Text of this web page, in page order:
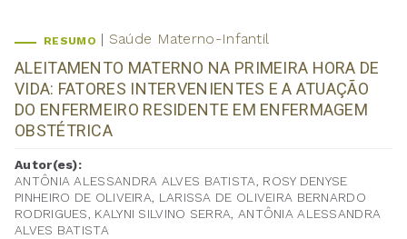
RESUMO Saúde Materno-Infantil
ALEITAMENTO MATERNO NA PRIMEIRA HORA DE
VIDA: FATORES INTERVENIENTES E A ATUAÇÃO
DO ENFERMEIRO RESIDENTE EM ENFERMAGEM
OBSTÉTRICA
Autor(es):
ANTÔNIA ALESSANDRA ALVES BATISTA, ROSY DENYSE
PINHEIRO DE OLIVEIRA, LARISSA DE OLIVEIRA BERNARDO
RODRIGUES, KALYNI SILVINO SERRA, ANTÔNIA ALESSANDRA
ALVES BATISTA